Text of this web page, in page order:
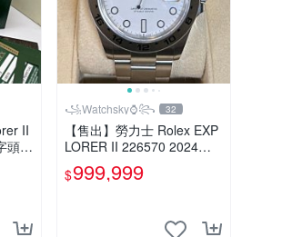
II
頭 3
꧁Watchsky⌚꧂ 32
【售出】勞力士 Rolex EXP
LORER II 226570 2024年
盒單齊全 探二白色面盤
$999,999